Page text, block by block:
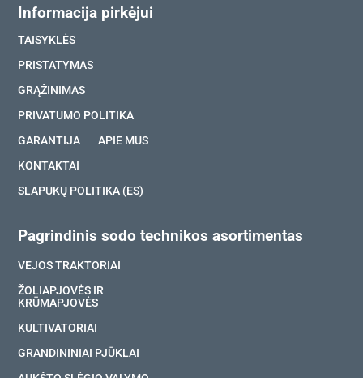
Informacija pirkėjui
TAISYKLĖS
PRISTATYMAS
GRĄŽINIMAS
PRIVATUMO POLITIKA
GARANTIJA
APIE MUS
KONTAKTAI
SLAPUKŲ POLITIKA (ES)
Pagrindinis sodo technikos asortimentas
VEJOS TRAKTORIAI
ŽOLIAPJOVĖS IR
KRŪMAPJOVĖS
KULTIVATORIAI
GRANDININIAI PJŪKLAI